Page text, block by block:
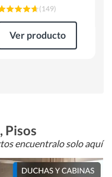
(149)
Ver producto
Pisos
encuentralo solo aquí